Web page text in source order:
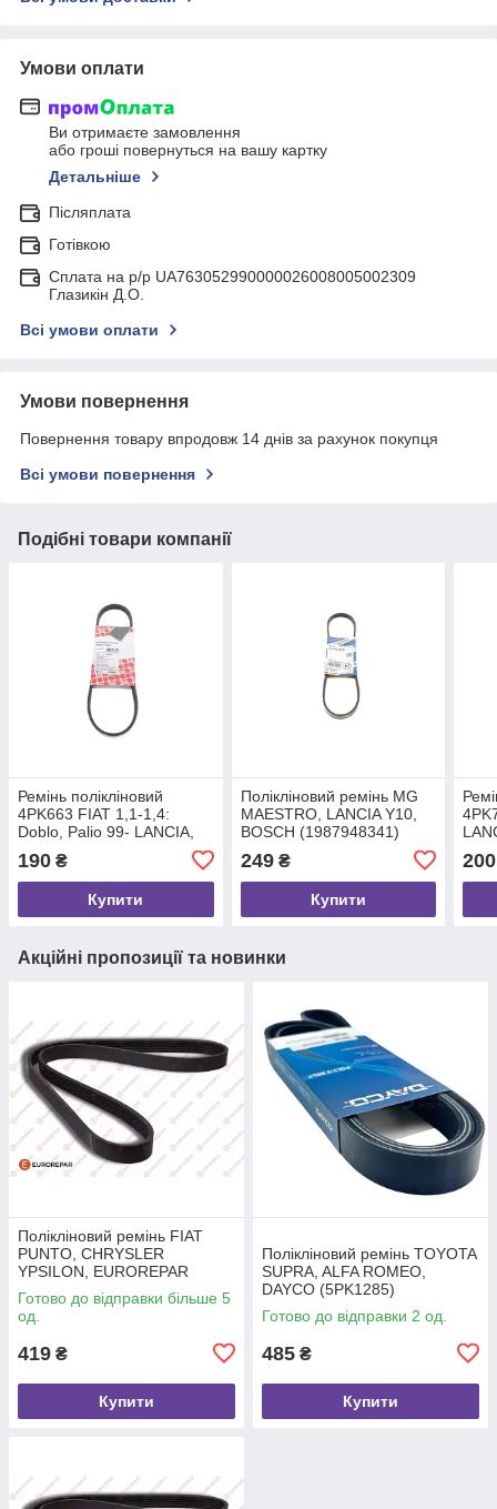
Умови оплати
Ви отримаєте замовлення
або гроші повернуться на вашу картку
Детальніше
Післяплата
Готівкою
Сплата на р/р UA763052990000026008005002309
Глазикін Д.О.
Всі умови оплати
Умови повернення
Повернення товару впродовж 14 днів за рахунок покупця
Всі умови повернення
Подібні товари компанії
Ремінь полікліновий
4PK663 FIAT 1,1-1,4:
Doblo, Palio 99- LANCIA,
190 ₴
Купити
Полікліновий ремінь MG
MAESTRO, LANCIA Y10,
BOSCH (1987948341)
249₴
Купити
200
Акційні пропозиції та новинки
Полікліновий ремінь FIAT
PUNTO, CHRYSLER
YPSILON, EUROREPAR
(1609316880)
Готово до відправки більше 5
од.
419 ₴
Купити
Полікліновий ремінь TOYOTA
SUPRA, ALFA ROMEO,
DAYCO (5PK1285)
Готово до відправки 2 од.
485 ₴
Купити